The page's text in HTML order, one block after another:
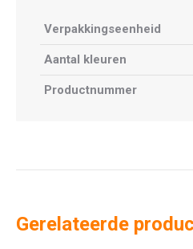
Verpakkingseenheid
Aantal kleuren
Productnummer
Gerelateerde